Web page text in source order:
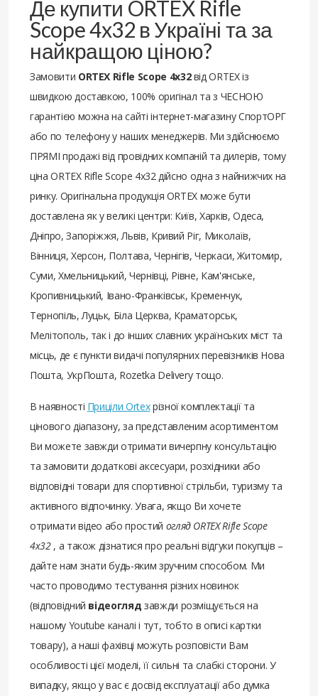
Де купити ORTEX Rifle
Scope 4x32 в Україні та за
найкращою ціною?
Замовити ORTEX Rifle Scope 4x32від ORTEX із
швидкою доставкою, 100% оригінал та з ЧЕСНОЮ
гарантією можна на сайті інтернет-магазину СпортОРГ
або по телефону у наших менеджерів. Ми здійснюємо
ПРЯМІ продажі від провідних компаній та дилерів, тому
ціна ORTEX Rifle Scope 4x32 дійсно одна з найнижчих на
ринку. Оригінальна продукція ORTEX може бути
доставлена ​​як у великі центри: Київ, Харків, Одеса,
Дніпро, Запоріжжя, Львів, Кривий Ріг, Миколаїв,
Вінниця, Херсон, Полтава, Чернігів, Черкаси, Житомир,
Суми, Хмельницький, Чернівці, Рівне, Кам'янське,
Кропивницький, Івано-Франківськ, Кременчук,
Тернопіль, Луцьк, Біла Церква, Краматорськ,
Мелітополь, так і до інших славних українських міст та
місць, де є пункти видачі популярних перевізників Нова
Пошта, УкрПошта, Rozetka Delivery тощо.
В наявності Приціли Ortexрізної комплектації та
цінового діапазону, за представленим асортиментом
Ви можете завжди отримати вичерпну консультацію
та замовити додаткові аксесуари, розхідники або
відповідні товари для спортивної стрільби, туризму та
активного відпочинку. Увага, якщо Ви хочете
отримати відео або простий огляд ORTEX Rifle Scope
4x32 , а також дізнатися про реальні відгуки покупців –
дайте нам знати будь-яким зручним способом. Ми
часто проводимо тестування різних новинок
(відповідний відеогляд завжди розміщується на
нашому Youtube каналі і тут, тобто в описі картки
товару), а наші фахівці можуть розповісти Вам
особливості цієї моделі, її сильні та слабкі сторони. У
випадку, якщо у вас є досвід експлуатації або думка